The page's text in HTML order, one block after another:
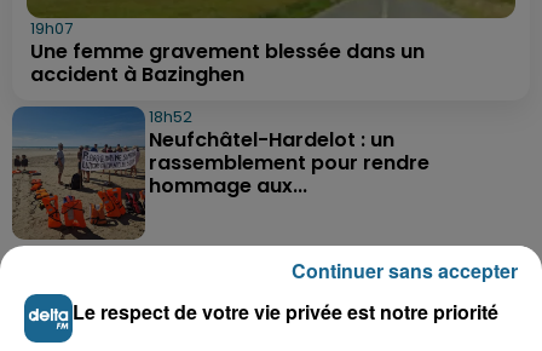
19h07
Une femme gravement blessée dans un
accident à Bazinghen
18h52
Neufchâtel-Hardelot : un
rassemblement pour rendre
hommage aux...
Violent accident à Cléty : quatre
blessés, deux femmes en urgence...
Le respect de votre vie privée est notre priorité
Continuer sans accepter